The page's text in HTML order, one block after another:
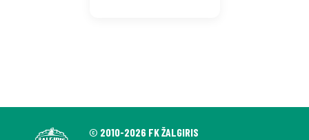
© 2010-2026 FK ŽALGIRIS